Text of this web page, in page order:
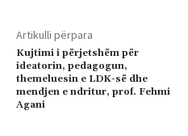
Artikulli përpara
Kujtimi i përjetshëm për
ideatorin, pedagogun,
themeluesin e LDK-së dhe
mendjen e ndritur, prof. Fehmi
Agani